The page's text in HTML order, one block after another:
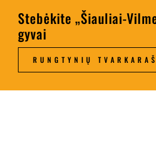
Stebėkite „Šiauliai-
gyvai
RUNGTYNIŲ